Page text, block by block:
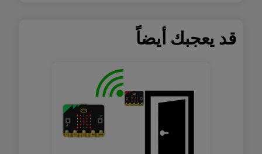
قد يعجبك أيضاً